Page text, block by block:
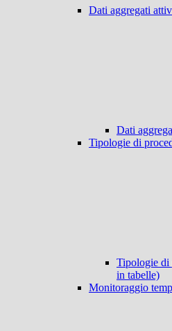
Dati aggregati
Dati
Tipologie di
Tipologie di
in tabelle)
Monitoraggio